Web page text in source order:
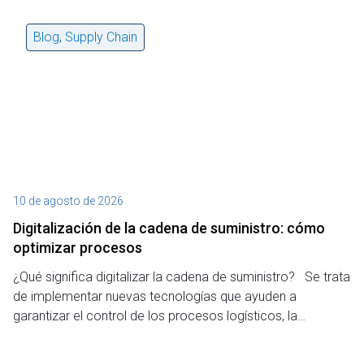
Blog, Supply Chain
10 de agosto de 2026
Digitalización de la cadena de suministro: cómo
optimizar procesos
¿Qué significa digitalizar la cadena de suministro? Se trata
de implementar nuevas tecnologías que ayuden a
garantizar el control de los procesos logísticos, la…